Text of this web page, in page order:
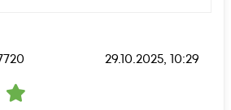
29.10.2025, 10:29